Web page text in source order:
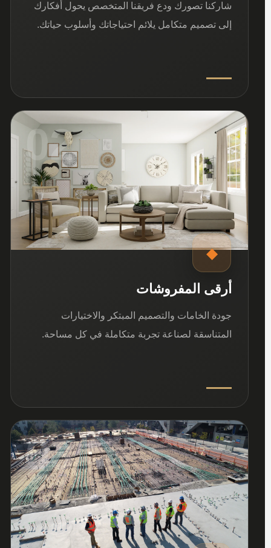
شاركنا تصورك ودع فريقنا المتخصص يحول أفكارك
إلى تصميم متكامل يلائم احتياجاتك وأسلوب حياتك.
02
◆
أرقى المفروشات
جودة الخامات والتصميم المبتكر والاختيارات
المتناسقة لصناعة تجربة متكاملة في كل مساحة.
03